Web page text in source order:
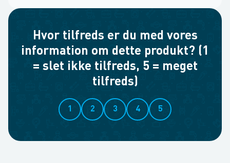
Hvor tilfreds er du med vores
information om dette produkt? (1
= slet ikke tilfreds, 5 = meget
tilfreds)
1 2 3 4 5